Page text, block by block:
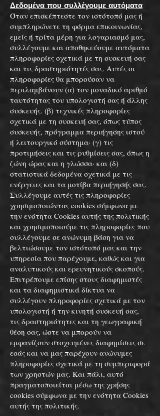
Δεδομένα που συλλέγουμε αυτόματα
Όταν επισκέπτεστε τον ιστότοπό μας ή
συμπληρώνετε τη φόρμα επικοινωνίας,
εμείς ή τρίτα μέρη για λογαριασμό μας,
συλλέγουμε και αποθηκεύουμε αυτόματα
πληροφορίες σχετικά με τη συσκευή σας
και τις δραστηριότητές σας. Αυτές οι
πληροφορίες θα μπορούσαν να
περιλαμβάνουν (α) τον μοναδικό αριθμό
ταυτότητας του υπολογιστή σας ή άλλης
συσκευής. (β) τεχνικές πληροφορίες
σχετικά με τη συσκευή σας, όπως τύπος
συσκευής, πρόγραμμα περιήγησης ιστού
ή λειτουργικό σύστημα· (γ) τις
προτιμήσεις και τις ρυθμίσεις σας, όπως η
ζώνη ώρας και η γλώσσα· και (δ)
στατιστικά δεδομένα σχετικά με τις
ενέργειες και τα μοτίβα περιήγησής σας.
Συλλέγουμε αυτές τις πληροφορίες
χρησιμοποιώντας cookies σύμφωνα με
την ενότητα Cookies αυτής της πολιτικής
και χρησιμοποιούμε τις πληροφορίες που
συλλέγουμε σε ανώνυμη βάση για να
βελτιώσουμε τον ιστότοπό μας και την
υπηρεσία που παρέχουμε, καθώς και για
αναλυτικούς και ερευνητικούς σκοπούς.
Επιτρέπουμε επίσης στους διαφημιστές
και τα διαφημιστικά δίκτυα να
συλλέγουν πληροφορίες σχετικά με τον
υπολογιστή ή την κινητή συσκευή σας,
τις δραστηριότητες και τη γεωγραφική
θέση σας, ώστε να μπορούν να
εμφανίζουν στοχευμένες διαφημίσεις σε
εσάς και να μας παρέχουν ανώνυμες
πληροφορίες σχετικά με τη συμπεριφορά
των χρηστών μας. Και πάλι, αυτό
πραγματοποιείται μέσω της χρήσης
cookies σύμφωνα με την ενότητα Cookies
αυτής της πολιτικής.